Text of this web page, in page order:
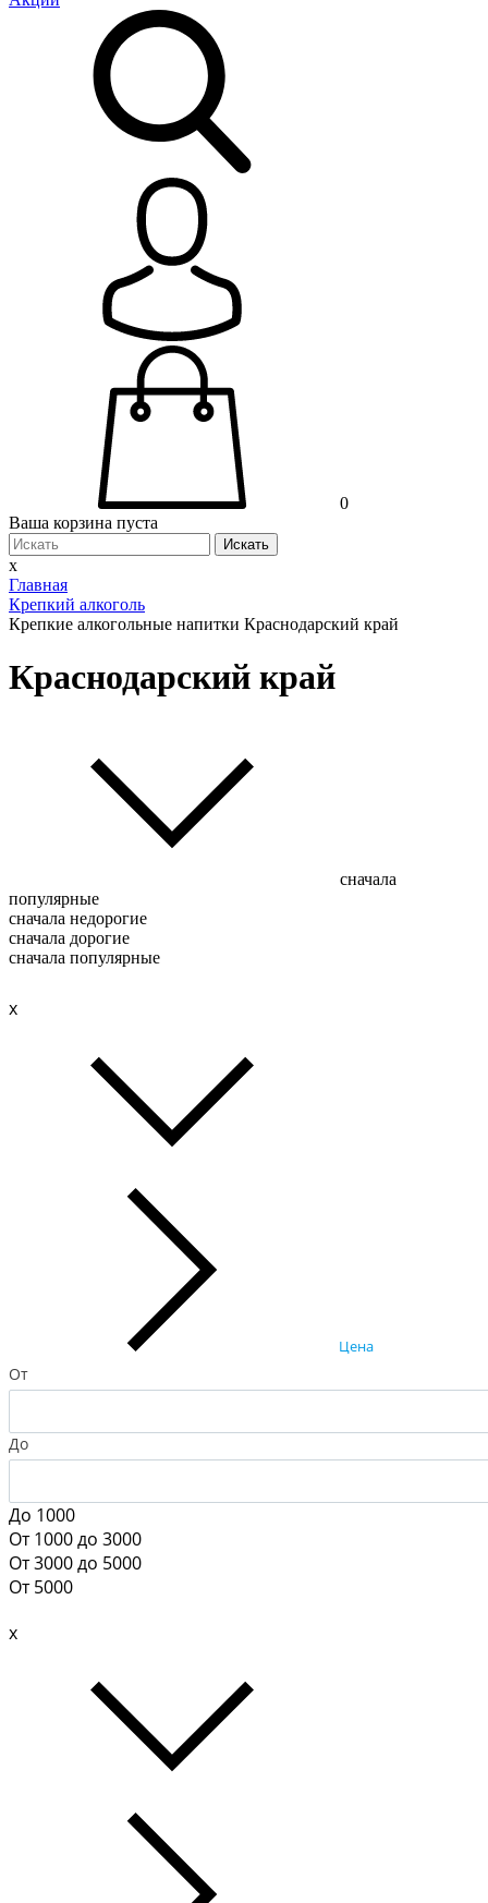
0
Ваша корзина пуста
Искать
x
Главная
Крепкий алкоголь
Крепкие алкогольные напитки Краснодарский край
Краснодарский край
сначала
популярные
сначала недорогие
сначала дорогие
сначала популярные
x
Цена
От
До
До 1000
От 1000 до 3000
От 3000 до 5000
От 5000
x